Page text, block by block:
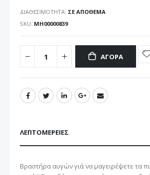
ΔΙΑΘΕΣΙΜΌΤΗΤΑ: ΣΕ ΑΠΌΘΕΜΑ
SKU ΜΗ00000839
ΑΓΟΡΆ
ΛΕΠΤΟΜΈΡΕΙΕΣ
Βραστήρα αυγών γιά να μαγειρέψετε τα